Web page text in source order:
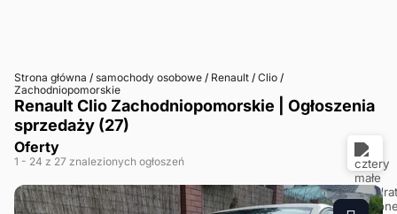
Strona główna / samochody osobowe / Renault / Clio /
Zachodniopomorskie
Renault Clio Zachodniopomorskie | Ogłoszenia
sprzedaży (27)
Oferty
1 - 24 z 27 znalezionych ogłoszeń